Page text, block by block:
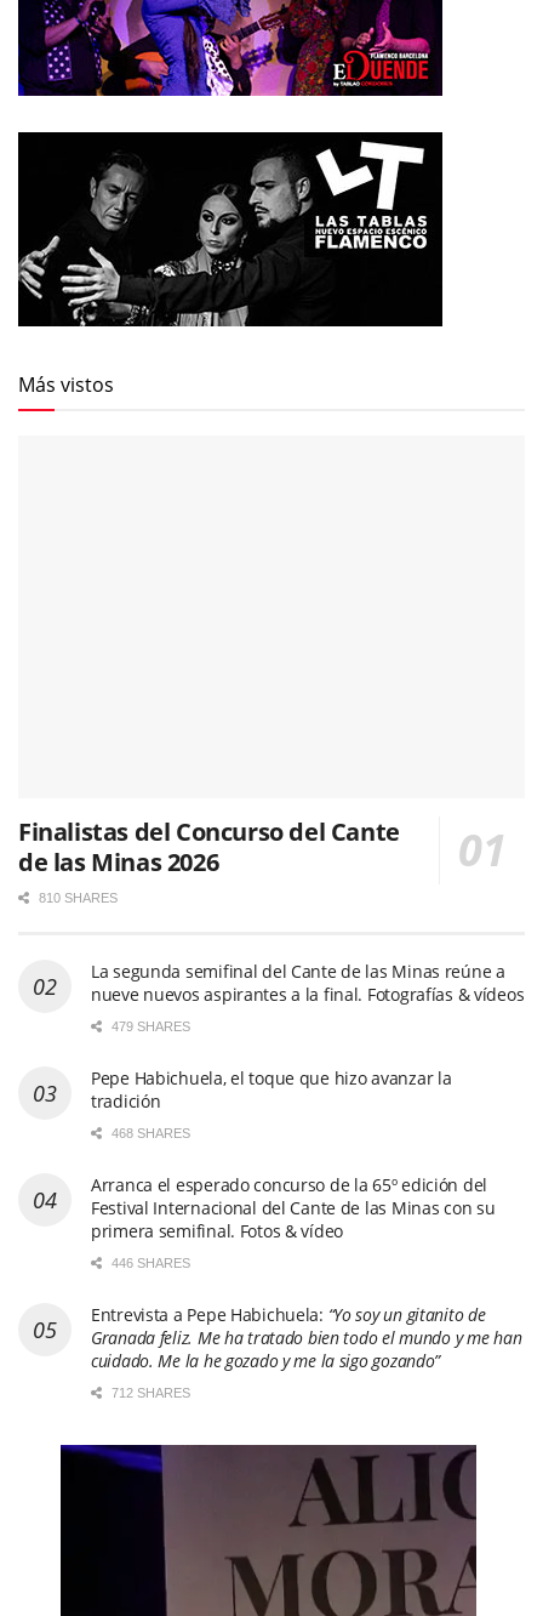
Más vistos
Finalistas del Concurso del Cante
de las Minas 2026
810 SHARES
La segunda semifinal del Cante de las Minas reúne a
nueve nuevos aspirantes a la final. Fotografías & vídeos
479 SHARES
Pepe Habichuela, el toque que hizo avanzar la
tradición
468 SHARES
Arranca el esperado concurso de la 65º edición del
Festival Internacional del Cante de las Minas con su
primera semifinal. Fotos & vídeo
446 SHARES
Entrevista a Pepe Habichuela: “Yo soy un gitanito de
Granada feliz. Me ha tratado bien todo el mundo y me han
cuidado. Me la he gozado y me la sigo gozando”
712 SHARES